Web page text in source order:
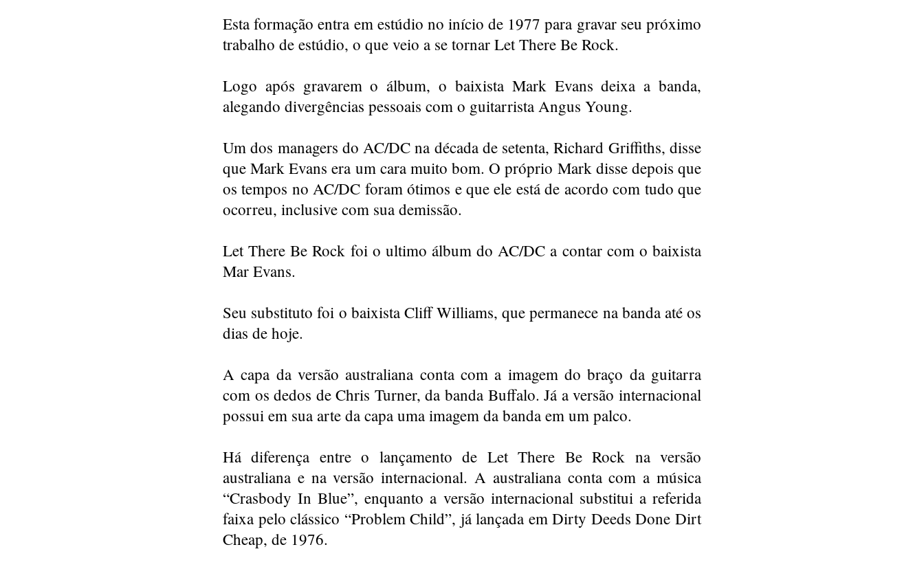
Esta formação entra em estúdio no início de 1977 para gravar seu próximo
trabalho de estúdio, o que veio a se tornar Let There Be Rock.
Logo após gravarem o álbum, o baixista Mark Evans deixa a banda,
alegando divergências pessoais com o guitarrista Angus Young.
Um dos managers do AC/DC na década de setenta, Richard Griffiths, disse
que Mark Evans era um cara muito bom. O próprio Mark disse depois que
os tempos no AC/DC foram ótimos e que ele está de acordo com tudo que
ocorreu, inclusive com sua demissão.
Let There Be Rock foi o ultimo álbum do AC/DC a contar com o baixista
Mar Evans.
Seu substituto foi o baixista Cliff Williams, que permanece na banda até os
dias de hoje.
A capa da versão australiana conta com a imagem do braço da guitarra
com os dedos de Chris Turner, da banda Buffalo. Já a versão internacional
possui em sua arte da capa uma imagem da banda em um palco.
Há diferença entre o lançamento de Let There Be Rock na versão
australiana e na versão internacional. A australiana conta com a música
“Crasbody In Blue”, enquanto a versão internacional substitui a referida
faixa pelo clássico “Problem Child”, já lançada em Dirty Deeds Done Dirt
Cheap, de 1976.